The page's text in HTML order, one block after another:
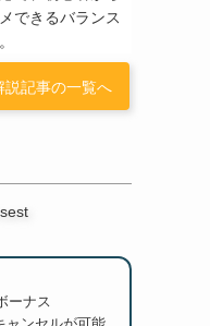
できるバランス
説記事の一覧へ
ーナス